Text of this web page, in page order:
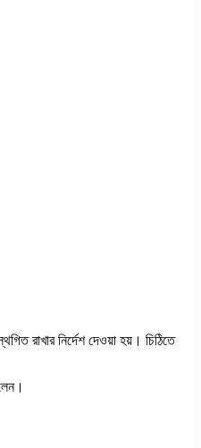
রাখার নির্দেশ দেওয়া হয়। চিঠিতে